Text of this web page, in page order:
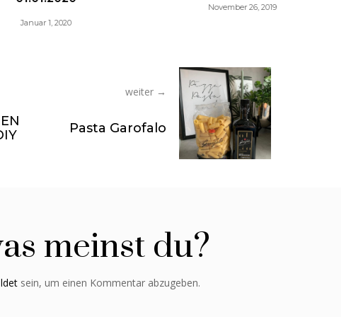
weiter →
Pasta Garofalo
meinst du?
sein, um einen Kommentar abzugeben.